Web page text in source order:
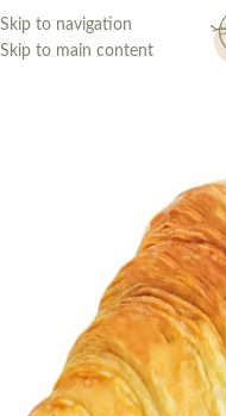
Skip to navigation
Skip to main content